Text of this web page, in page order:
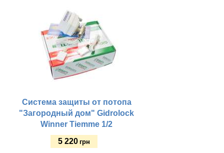
Система защиты от потопа
"Загородный дом" Gidrolock
Winner Tiemme 1/2
5 220 грн